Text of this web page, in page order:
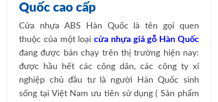
Quốc cao cấp
Cửa nhựa ABS Hàn Quốc là tên gọi quen
thuộc của một loạicửa nhựa giả gỗ Hàn Quốc
đang được bán chạy trên thị trường hiện nay:
được hầu hết các công dân, các công ty xí
nghiệp chủ đầu tư là người Hàn Quốc sinh
sống tại Việt Nam ưu tiên sử dụng ( Sản phẩm